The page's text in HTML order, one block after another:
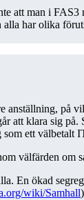
att man i
har olika
på
klara sig
som ett välbetalt
välfärden om
En ökad
wiki/Samhall